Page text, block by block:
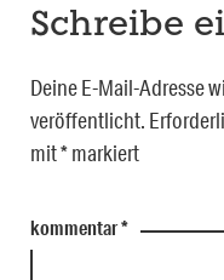
Schreibe
Deine E-Mail-Adresse
veröffentlicht.
mit*markiert
kommentar*